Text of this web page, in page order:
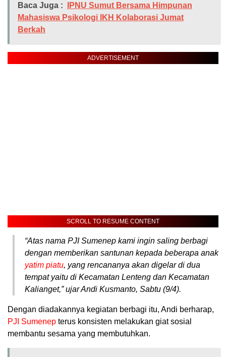
Baca Juga :
IPNU Sumut Bersama Himpunan
Mahasiswa Psikologi IKH Kolaborasi Jumat
Berkah
ADVERTISEMENT
SCROLL TO RESUME CONTENT
“Atas nama PJI Sumenep kami ingin saling berbagi
dengan memberikan santunan kepada beberapa anak
yatim piatu, yang rencananya akan digelar di dua
tempat yaitu di Kecamatan Lenteng dan Kecamatan
Kalianget,” ujar Andi Kusmanto, Sabtu (9/4).
Dengan diadakannya kegiatan berbagi itu, Andi berharap,
PJI Sumenep terus konsisten melakukan giat sosial
membantu sesama yang membutuhkan.